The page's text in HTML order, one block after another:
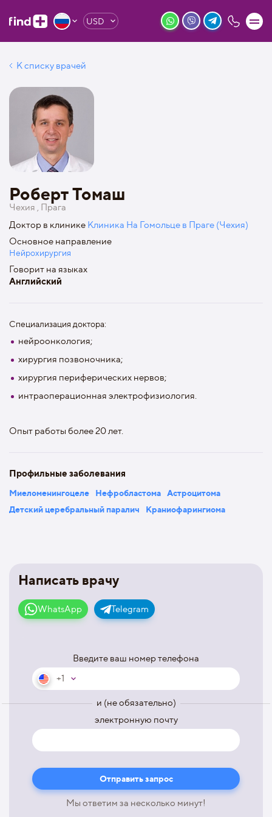
USD
К списку врачей
Написать врачу
WhatsApp Telegram
Введите ваш номер телефона
+1
и (не обязательно)
электронную почту
Мы ответим за несколько минут!
Роберт Томаш
Чехия , Прага
Доктор в клинике Клиника На Гомольце в Праге (Чехия)
Основное направление
Нейрохирургия
Говорит на языках
Английский
Специализация доктора:
нейроонкология;
хирургия позвоночника;
хирургия периферических нервов;
интраоперационная электрофизиология.
Опыт работы более 20 лет.
Профильные заболевания
Миеломенингоцеле Нефробластома Астроцитома
Детский церебральный паралич
Краниофарингиома